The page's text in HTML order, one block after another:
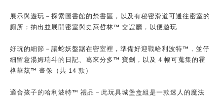
展示與遊玩－探索圖書館的禁書區，以及有秘密滑道可通往密室的
廁所；抽出並展開密室與史萊哲林™ 交誼廳，以便遊玩
好玩的細節－讓蛇妖盤踞在密室裡，準備好迎戰哈利波特™，並仔
細留意湯姆瑞斗的日記、葛來分多™ 寶劍，以及 4 幅可蒐集的霍
格華茲™ 畫像（共 14 款）
適合孩子的哈利波特™ 禮品－此玩具城堡盒組是一款迷人的魔法